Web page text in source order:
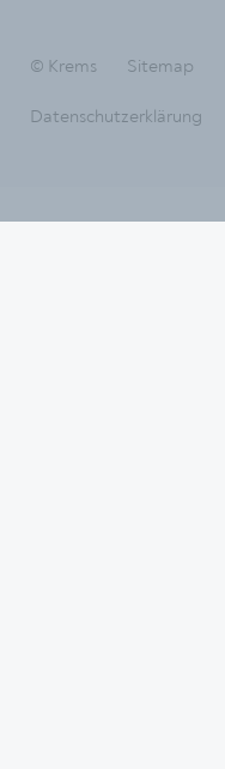
© Krems Sitemap
Datenschutzerklärung